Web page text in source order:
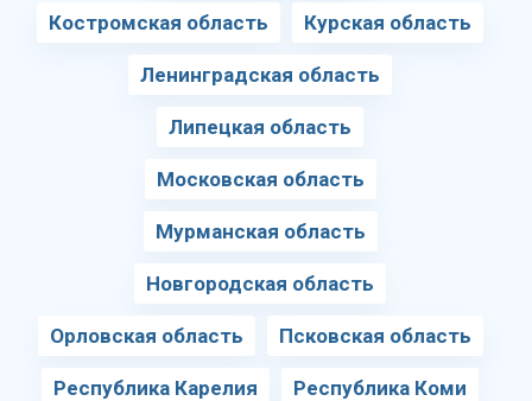
Костромская область Курская область
Ленинградская область
Липецкая область
Московская область
Мурманская область
Новгородская область
Орловская область Псковская область
Республика Карелия Республика Коми